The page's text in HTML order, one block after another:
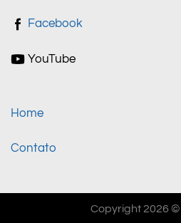
Facebook
YouTube
Home
Contato
Copyright 2026 ©